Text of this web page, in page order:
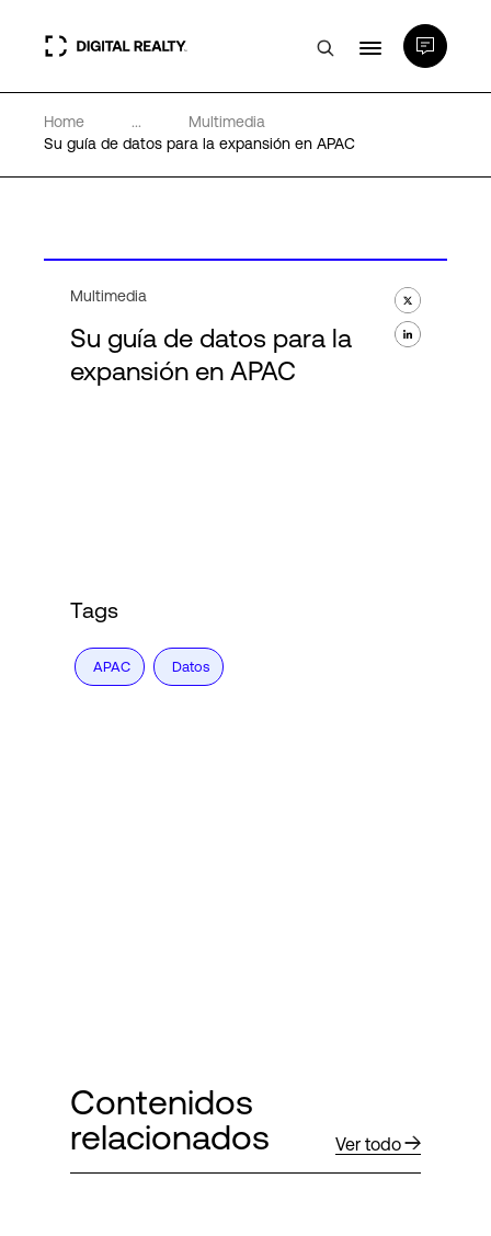
Centros de Datos
Experiencia y recursos
Home ...
Multimedia
Su guía de datos para la expansión en APAC
Multimedia
Su guía de datos para la
expansión en APAC
Tags
APAC Datos
Contenidos
relacionados
Ver todo